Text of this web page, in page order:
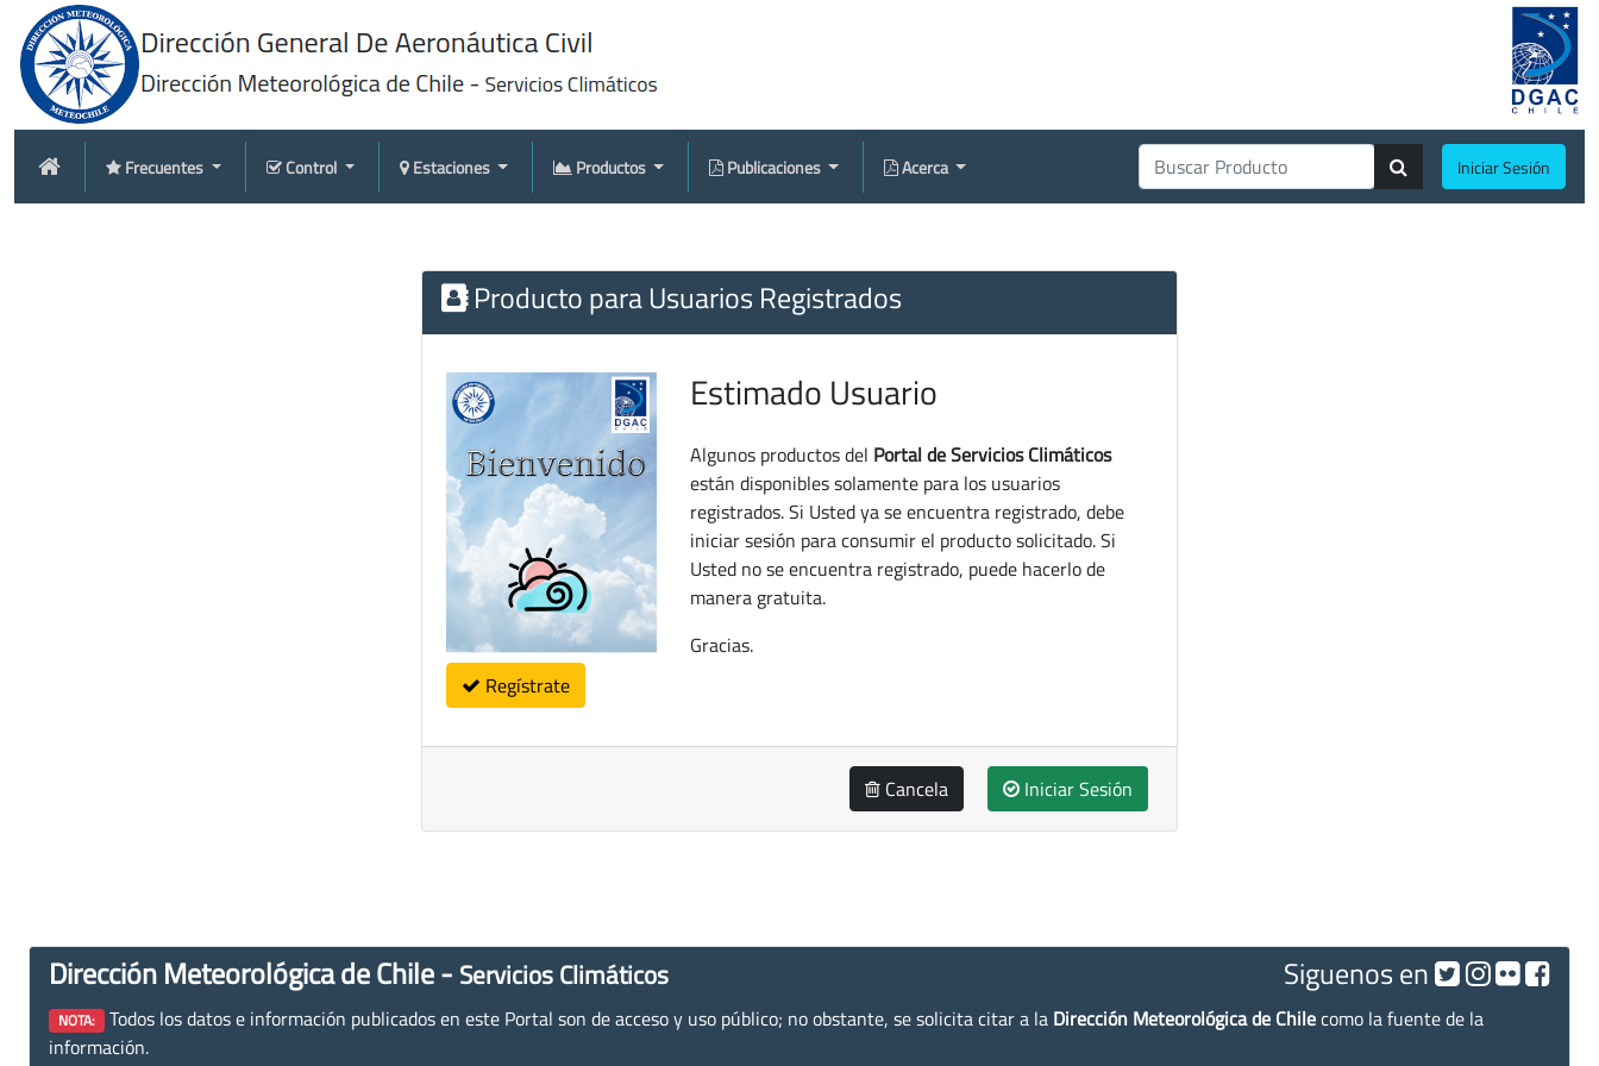
Frecuentes Control Estaciones Productos Publicaciones Acerca Iniciar Sesión
Producto para Usuarios Registrados
Regístrate
Estimado Usuario
Algunos productos del Portal de Servicios Climáticos
están disponibles solamente para los usuarios
registrados. Si Usted ya se encuentra registrado, debe
iniciar sesión para consumir el producto solicitado. Si
Usted no se encuentra registrado, puede hacerlo de
manera gratuita.
Gracias.
Cancela Iniciar Sesión
Dirección Meteorológica de Chile - Servicios Climáticos Siguenos en
NOTA: Todos los datos e información publicados en este Portal son de acceso y uso público; no obstante, se solicita citar a la Dirección Meteorológica de Chilecomo la fuente de la
información.